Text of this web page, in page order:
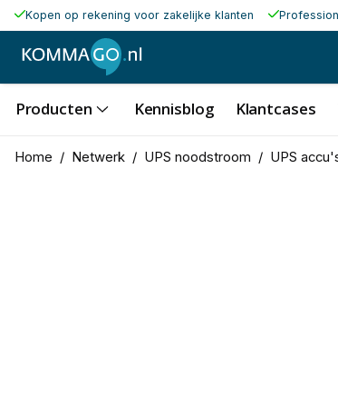
Kopen op rekening voor zakelijke klanten
Producten Kennisblog Klantcases
Home / Netwerk / UPS noodstroom / UPS